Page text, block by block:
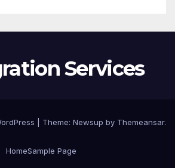
Services
Theme: Newsup by Themeansar.
HomeSample Page